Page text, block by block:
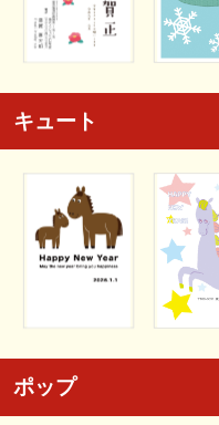
キュート
ポップ